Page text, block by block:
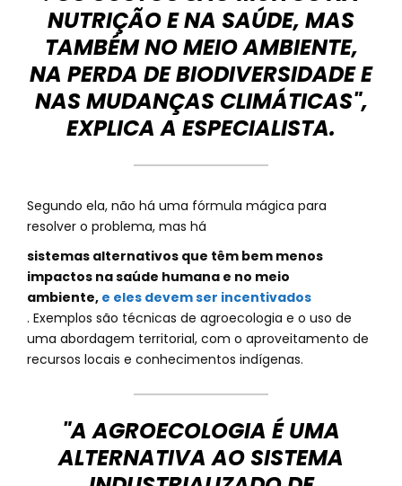
NUTRIÇÃO E NA SAÚDE, MAS
TAMBÉM NO MEIO AMBIENTE,
NA PERDA DE BIODIVERSIDADE E
NAS MUDANÇAS CLIMÁTICAS",
EXPLICA A ESPECIALISTA.
Segundo ela, não há uma fórmula mágica para
resolver o problema, mas há
sistemas alternativos que têm bem menos
impactos na saúde humana e no meio
ambiente, e eles devem ser incentivados
. Exemplos são técnicas de agroecologia e o uso de
uma abordagem territorial, com o aproveitamento de
recursos locais e conhecimentos indígenas.
"A AGROECOLOGIA É UMA
ALTERNATIVA AO SISTEMA